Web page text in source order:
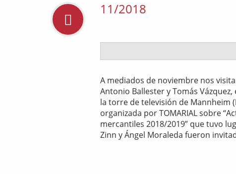
11/2018
A mediados de noviembre nos
Antonio Ballester y Tomás
la torre de televisión de Mannheim
organizada por TOMARIAL sobre
mercantiles 2018/2019” que tuvo
Zinn y Ángel Moraleda fueron